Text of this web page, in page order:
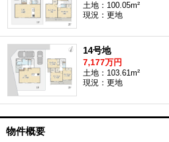
土地：100.05m²
現況：更地
14号地
7,177万円
土地：103.61m²
現況：更地
物件概要